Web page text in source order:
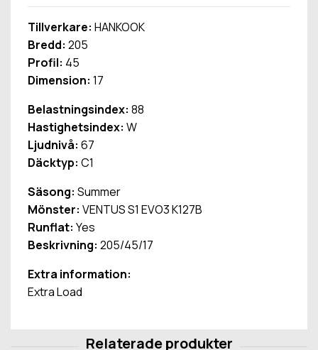
Tillverkare: HANKOOK
Bredd: 205
Profil: 45
Dimension: 17
Belastningsindex: 88
Hastighetsindex: W
Ljudnivå: 67
Däcktyp: C1
Säsong: Summer
Mönster: VENTUS S1 EVO3 K127B
Runflat: Yes
Beskrivning: 205/45/17
Extra information:
Extra Load